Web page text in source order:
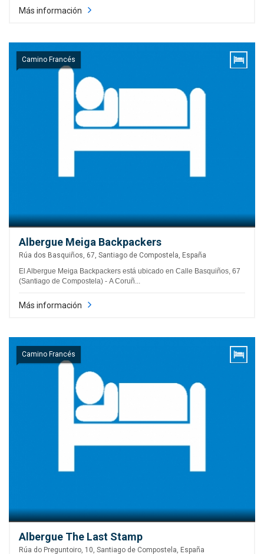
Más información
Camino Francés
Albergue Meiga Backpackers
Rúa dos Basquiños, 67, Santiago de Compostela, España
El Albergue Meiga Backpackers está ubicado en Calle Basquiños, 67
(Santiago de Compostela) - A Coruñ...
Más información
Camino Francés
Albergue The Last Stamp
Rúa do Preguntoiro, 10, Santiago de Compostela, España